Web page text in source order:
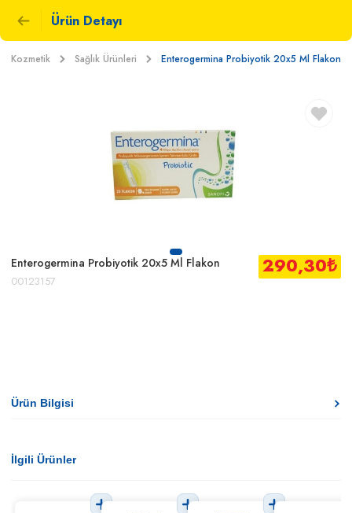
Ürün Detayı
Kozmetik Sağlık Ürünleri Enterogermina Probiyotik 20x5 Ml Flakon
Enterogermina Probiyotik 20x5 Ml Flakon
00123157
290,30₺
Ürün Bilgisi
İlgili Ürünler